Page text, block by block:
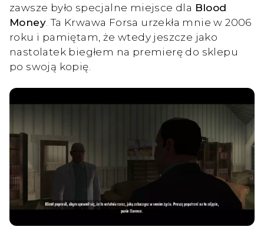
zawsze było specjalne miejsce dla Blood
Money . Ta Krwawa Forsa urzekła mnie w 2006
roku i pamiętam, że wtedy jeszcze jako
nastolatek biegłem na premierę do sklepu
po swoją kopię.